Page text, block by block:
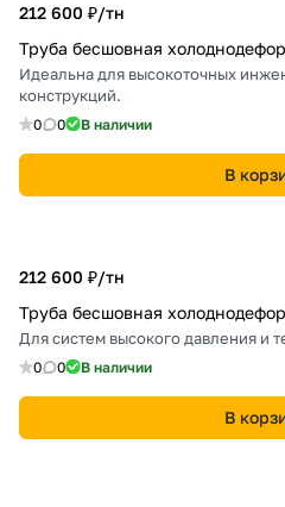
212 600 ₽/тн
Труба бесшовная
Идеальна для высокоточных
конструкций.
0 0 В наличии
В
212 600 ₽/тн
Труба бесшовная
Для систем высокого давления и
0 0 В наличии
В